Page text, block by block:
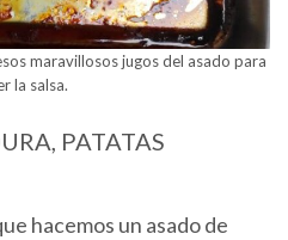
maravillosos jugos del asado para
la salsa.
PATATAS
hacemos un asado de